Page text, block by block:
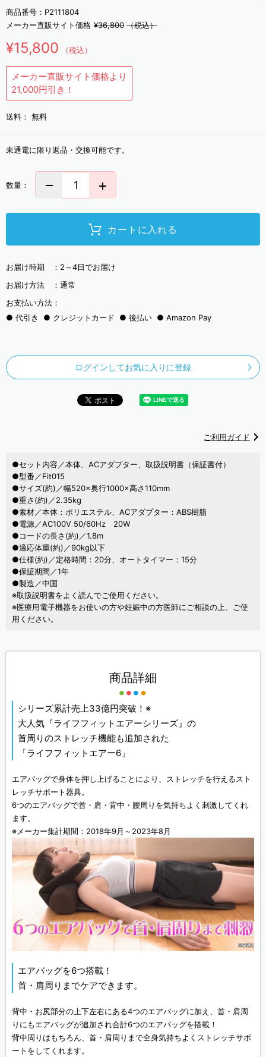
商品番号： P2111804
メーカー直販サイト価格 ¥36,800 （税込）
¥15,800 （税込）
メーカー直販サイト価格より
21,000円引き！
送料： 無料
未通電に限り返品・交換可能です。
数量：
カートに入れる
お届け時期 ： 2～4日でお届け
お届け方法 ： 通常
お支払い方法：
代引き
クレジットカード 後払い Amazon Pay
ログインしてお気に入りに登録
ご利用ガイド
●セット内容／本体、ACアダプター、取扱説明書（保証書付）
●型番／Fit015
●サイズ(約)／幅520×奥行1000×高さ110mm
●重さ(約)／2.35kg
●素材／本体：ポリエステル、ACアダプター：ABS樹脂
●電源／AC100V 50/60Hz 20W
●コードの長さ(約)／1.8m
●適応体重(約)／90kg以下
●仕様(約)／定格時間：20分、オートタイマー：15分
●保証期間／1年
●製造／中国
※取扱説明書をよく読んでご使用ください。
※医療用電子機器をお使いの方や妊娠中の方医師にご相談の上、ご使
用ください。
商品詳細
シリーズ累計売上33億円突破！※
大人気『ライフフィットエアーシリーズ』の
首周りのストレッチ機能も追加された
「ライフフィットエアー6」
エアバッグで身体を押し上げることにより、ストレッチを行えるスト
レッチサポート器具。
6つのエアバッグで首・肩・背中・腰周りを気持ちよく刺激してくれ
ます。
※メーカー集計期間：2018年9月～2023年8月
エアバッグを6つ搭載！
首・肩周りまでケアできます。
背中・お尻部分の上下左右にある4つのエアバッグに加え、首・肩周
りにもエアバッグが追加され合計6つのエアバッグを搭載！
背中周りはもちろん、首・肩周りまで全身気持ちよくストレッチサポ
ートをしてくれます。